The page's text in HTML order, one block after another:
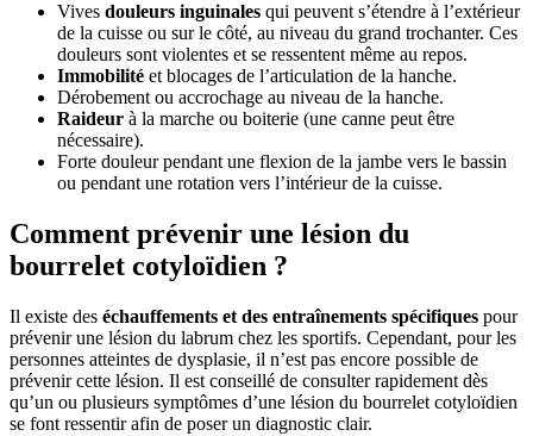
Vives douleurs inguinales qui peuvent s’étendre à l’extérieur
de la cuisse ou sur le côté, au niveau du grand trochanter. Ces
douleurs sont violentes et se ressentent même au repos.
Immobilité et blocages de l’articulation de la hanche.
Dérobement ou accrochage au niveau de la hanche.
Raideur à la marche ou boiterie (une canne peut être
nécessaire).
Forte douleur pendant une flexion de la jambe vers le bassin
ou pendant une rotation vers l’intérieur de la cuisse.
Comment prévenir une lésion du
bourrelet cotyloïdien ?
Il existe des échauffements et des entraînements spécifiques pour
prévenir une lésion du labrum chez les sportifs. Cependant, pour les
personnes atteintes de dysplasie, il n’est pas encore possible de
prévenir cette lésion. Il est conseillé de consulter rapidement dès
qu’un ou plusieurs symptômes d’une lésion du bourrelet cotyloïdien
se font ressentir afin de poser un diagnostic clair.